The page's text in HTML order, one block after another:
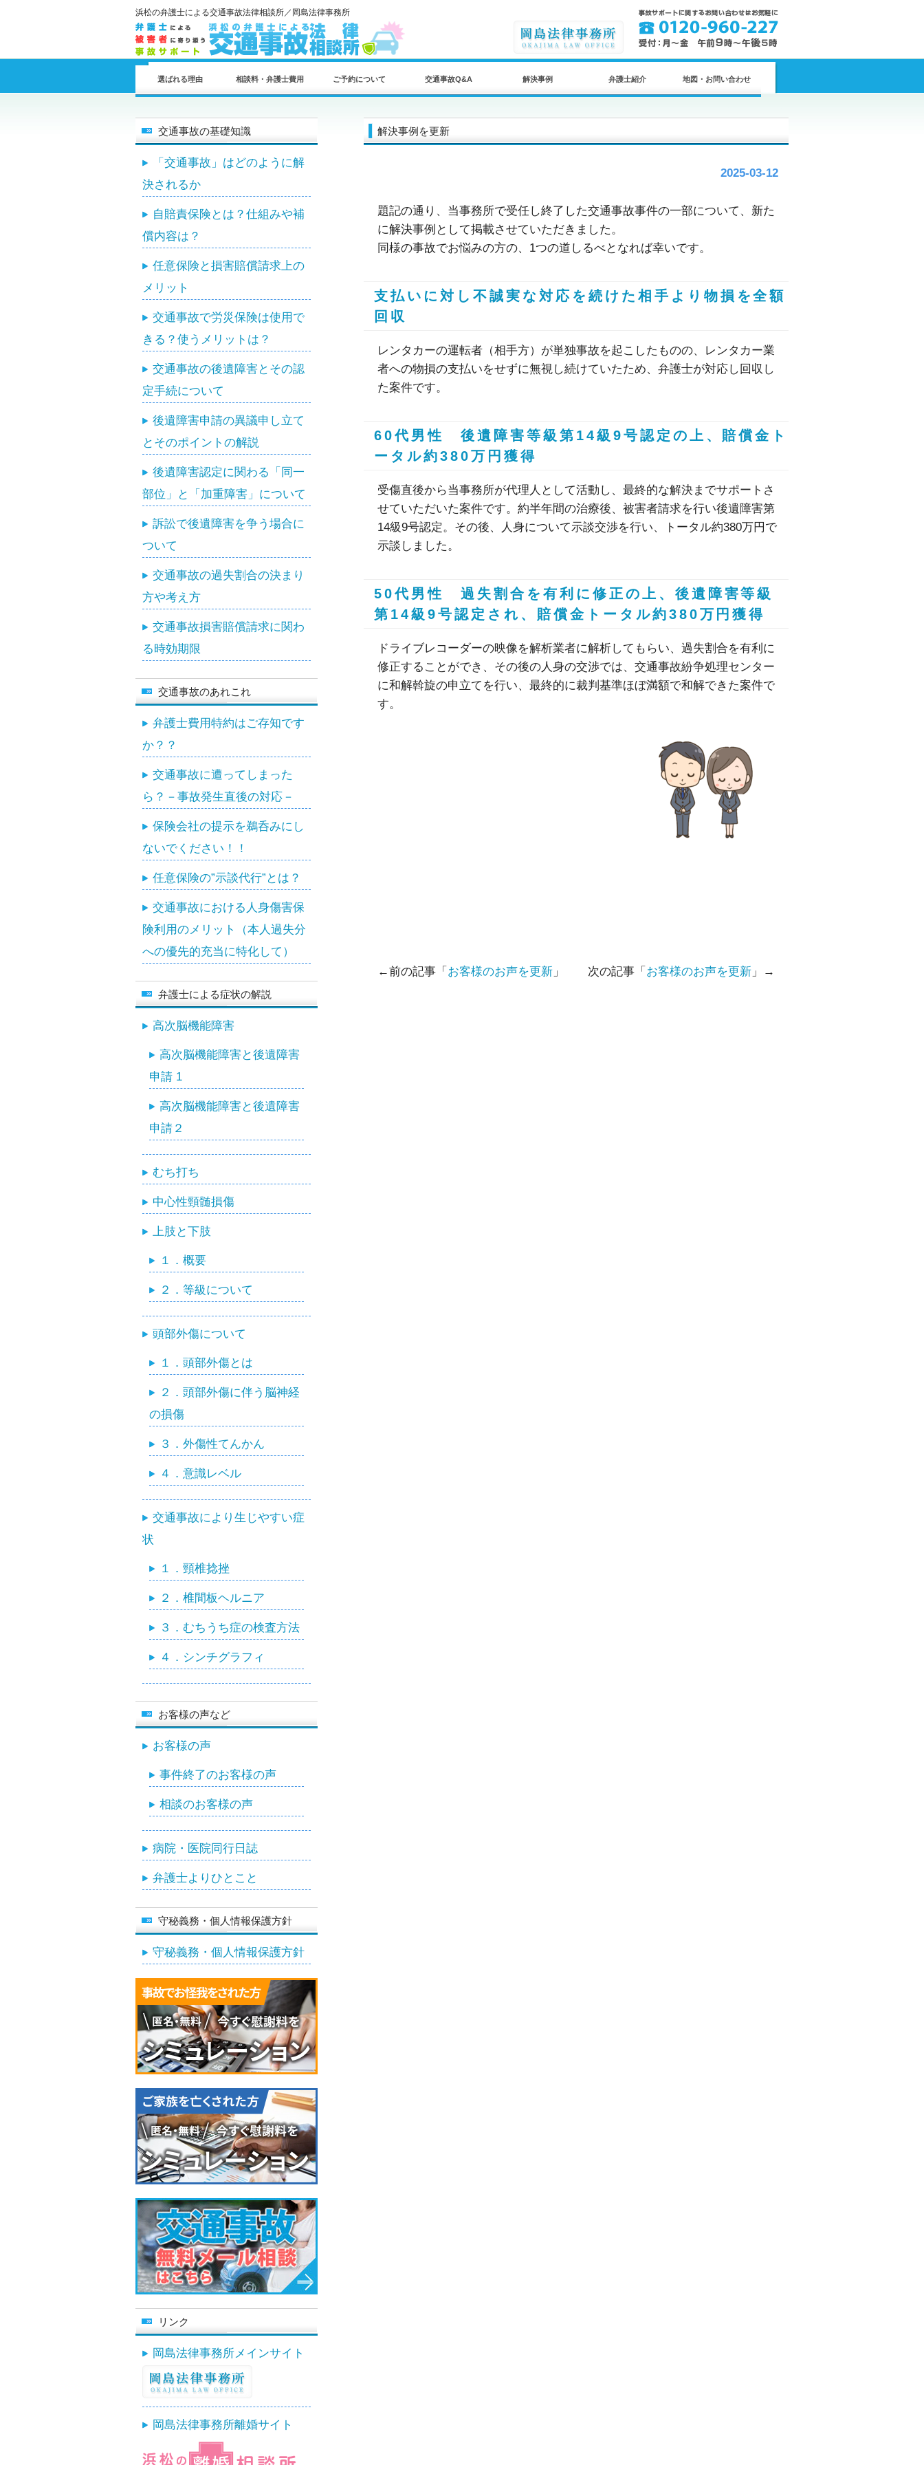
浜松の弁護士による交通事故法律相談所／岡島法律事務所
選ばれる理由 相談料・弁護士費用 ご予約について 交通事故Q&A 解決事例 弁護士紹介 地図・お問い合わせ
解決事例を更新
2025-03-12
題記の通り、当事務所で受任し終了した交通事故事件の一部について、新た
に解決事例として掲載させていただきました。
同様の事故でお悩みの方の、1つの道しるべとなれば幸いです。
支払いに対し不誠実な対応を続けた相手より物損を全額
回収
レンタカーの運転者（相手方）が単独事故を起こしたものの、レンタカー業
者への物損の支払いをせずに無視し続けていたため、弁護士が対応し回収し
た案件です。
60代男性 後遺障害等級第14級9号認定の上、賠償金ト
ータル約380万円獲得
受傷直後から当事務所が代理人として活動し、最終的な解決までサポートさ
せていただいた案件です。約半年間の治療後、被害者請求を行い後遺障害第
14級9号認定。その後、人身について示談交渉を行い、トータル約380万円で
示談しました。
50代男性 過失割合を有利に修正の上、後遺障害等級
第14級9号認定され、賠償金トータル約380万円獲得
ドライブレコーダーの映像を解析業者に解析してもらい、過失割合を有利に
修正することができ、その後の人身の交渉では、交通事故紛争処理センター
に和解斡旋の申立てを行い、最終的に裁判基準ほぼ満額で和解できた案件で
す。
←前の記事「 お客様のお声を更新 」 次の記事「 お客様のお声を更新 」→
交通事故の基礎知識
「交通事故」はどのように解
決されるか
自賠責保険とは？仕組みや補
償内容は？
任意保険と損害賠償請求上の
メリット
交通事故で労災保険は使用で
きる？使うメリットは？
交通事故の後遺障害とその認
定手続について
後遺障害申請の異議申し立て
とそのポイントの解説
後遺障害認定に関わる「同一
部位」と「加重障害」について
訴訟で後遺障害を争う場合に
ついて
交通事故の過失割合の決まり
方や考え方
交通事故損害賠償請求に関わ
る時効期限
交通事故のあれこれ
弁護士費用特約はご存知です
か？？
交通事故に遭ってしまった
ら？－事故発生直後の対応－
保険会社の提示を鵜呑みにし
ないでください！！
任意保険の”示談代行”とは？
交通事故における人身傷害保
険利用のメリット（本人過失分
への優先的充当に特化して）
弁護士による症状の解説
高次脳機能障害
高次脳機能障害と後遺障害
申請 1
高次脳機能障害と後遺障害
申請２
むち打ち
中心性頸髄損傷
上肢と下肢
１．概要
２．等級について
頭部外傷について
１．頭部外傷とは
２．頭部外傷に伴う脳神経
の損傷
３．外傷性てんかん
４．意識レベル
交通事故により生じやすい症
状
１．頸椎捻挫
２．椎間板ヘルニア
３．むちうち症の検査方法
４．シンチグラフィ
お客様の声など
お客様の声
事件終了のお客様の声
相談のお客様の声
病院・医院同行日誌
弁護士よりひとこと
守秘義務・個人情報保護方針
守秘義務・個人情報保護方針
リンク
岡島法律事務所メインサイト
岡島法律事務所離婚サイト